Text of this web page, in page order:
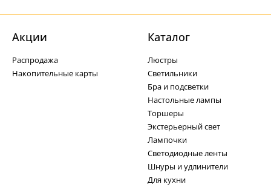
Акции
Распродажа
Накопительные карты
Каталог
Люстры
Светильники
Бра и подсветки
Настольные лампы
Торшеры
Экстерьерный свет
Лампочки
Светодиодные ленты
Шнуры и удлинители
Для кухни